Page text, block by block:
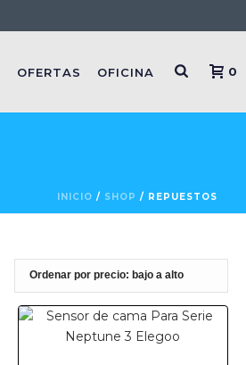
OFERTAS OFICINA 0
INICIO / SHOP / REPUESTOS